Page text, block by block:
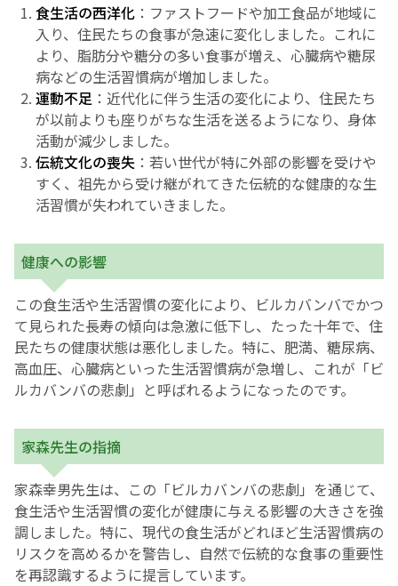
食生活の西洋化 ：ファストフードや加工食品が地域に
入り、住民たちの食事が急速に変化しました。これに
より、脂肪分や糖分の多い食事が増え、心臓病や糖尿
病などの生活習慣病が増加しました。
運動不足 ：近代化に伴う生活の変化により、住民たち
が以前よりも座りがちな生活を送るようになり、身体
活動が減少しました。
伝統文化の喪失 ：若い世代が特に外部の影響を受けや
すく、祖先から受け継がれてきた伝統的な健康的な生
活習慣が失われていきました。
健康への影響
この食生活や生活習慣の変化により、ビルカバンバでかつ
て見られた長寿の傾向は急激に低下し、たった十年で、住
民たちの健康状態は悪化しました。特に、肥満、糖尿病、
高血圧、心臓病といった生活習慣病が急増し、これが「ビ
ルカバンバの悲劇」と呼ばれるようになったのです。
家森先生の指摘
家森幸男先生は、この「ビルカバンバの悲劇」を通じて、
食生活や生活習慣の変化が健康に与える影響の大きさを強
調しました。特に、現代の食生活がどれほど生活習慣病の
リスクを高めるかを警告し、自然で伝統的な食事の重要性
を再認識するように提言しています。